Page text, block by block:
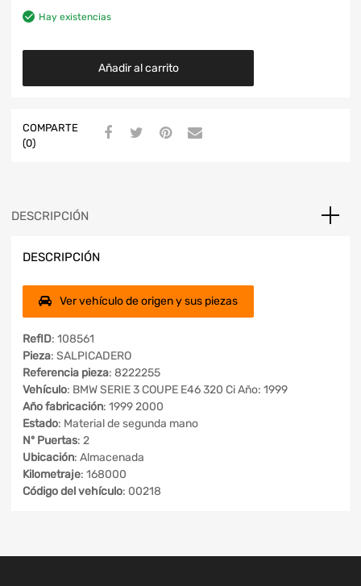
Hay existencias
Añadir al carrito
COMPARTE
(0)
DESCRIPCIÓN
DESCRIPCIÓN
Ver vehículo de origen y sus piezas
RefID: 108561
Pieza: SALPICADERO
Referencia pieza: 8222255
Vehículo: BMW SERIE 3 COUPE E46 320 Ci Año: 1999
Año fabricación: 1999 2000
Estado: Material de segunda mano
Nº Puertas: 2
Ubicación: Almacenada
Kilometraje: 168000
Código del vehículo: 00218